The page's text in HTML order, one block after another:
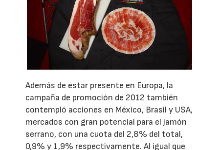
Además de estar presente en Europa, la
campaña de promoción de 2012 también
contempló acciones en México, Brasil y USA,
mercados con gran potencial para el jamón
serrano, con una cuota del 2,8% del total,
0,9% y 1,9% respectivamente. Al igual que